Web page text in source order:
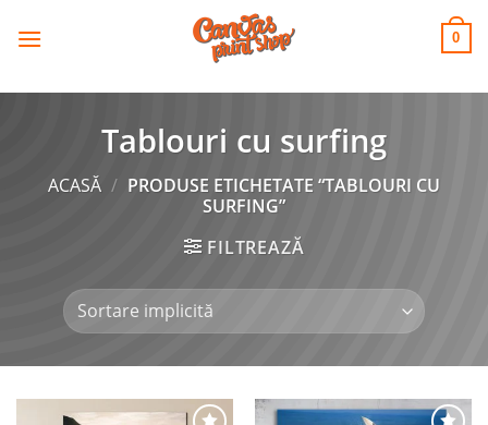
CANVAS
PRINT SHOP 0
Tablouri cu surfing
ACASĂ / PRODUSE ETICHETATE “TABLOURI CU
SURFING”
FILTREAZĂ